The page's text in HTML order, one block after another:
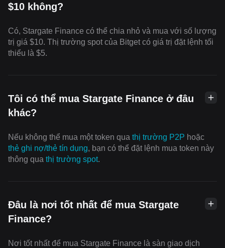
$10 không?
Có, Stargate Finance có thể chia nhỏ và mua với số lượng
trị giá $10. Thị trường spot của Bitget có giá trị đặt lệnh tối
thiểu là $5.
Tôi có thể mua Stargate Finance ở đâu
khác?
Nếu không thể mua một token qua thị trường P2P hoặc
thẻ ghi nợ/thẻ tín dụng, bạn có thể đặt lệnh mua token này
thông qua thị trường spot.
Đâu là nơi tốt nhất để mua Stargate
Finance?
Nơi tốt nhất để mua Stargate Finance là sàn giao dịch